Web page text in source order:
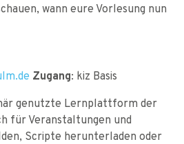
wann eure Vorlesung nun
Zugang: kiz Basis
genutzte Lernplattform der
für Veranstaltungen und
Scripte herunterladen oder